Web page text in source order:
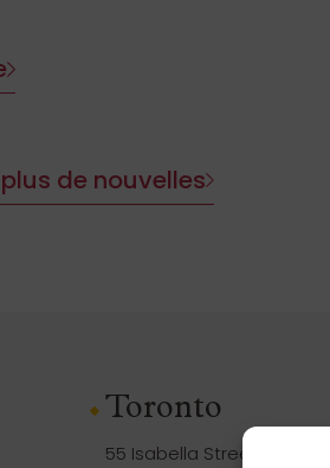
de nouvelles
Toronto
55 Isabella Street, Suite 105